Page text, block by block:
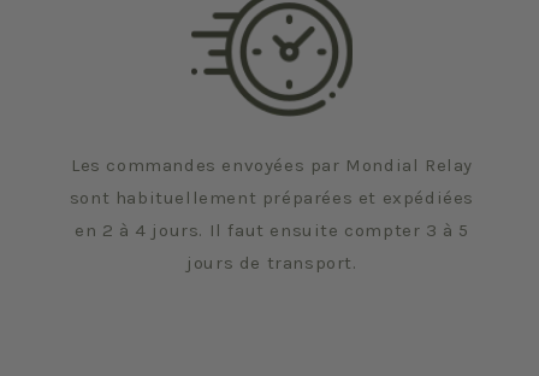
Les commandes envoyées par Mondial Relay
sont habituellement préparées et expédiées
en 2 à 4 jours. Il faut ensuite compter 3 à 5
jours de transport.